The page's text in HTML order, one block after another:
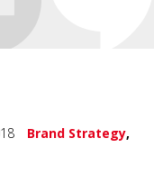
Brand Strategy,